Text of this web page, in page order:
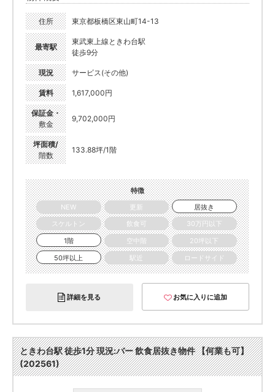
住所 東京都板橋区東山町14-13
最寄駅
東武東上線ときわ台駅
徒歩9分
現況 サービス(その他)
賃料 1,617,000円
保証金・
敷金
9,702,000円
坪面積/
階数
133.88坪/1階
特徴
NEW
更新
居抜き
スケルトン
飲食可
30万円以下
1階
空中階
20坪以下
50坪以上
駅近 ロードサイド
詳細を見る お気に入りに追加
ときわ台駅 徒歩1分 現況:バー 飲食居抜き物件 【何業も可】
(202561)